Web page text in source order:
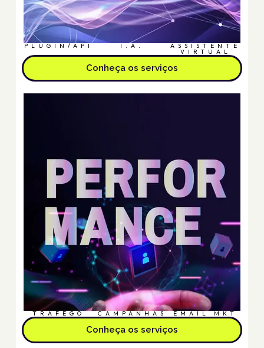
PLUGIN/API I.A. ASSISTENTE
VIRTUAL
Conheça os serviços
TRÁFEGO CAMPANHAS EMAIL MKT
Conheça os serviços